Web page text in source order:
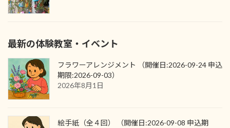
最新の体験教室・イベント
フラワーアレンジメント （開催日:2026-09-24 申込
期限:2026-09-03）
2026年8月1日
絵手紙（全４回） （開催日:2026-09-08 申込期